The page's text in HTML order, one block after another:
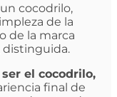
cocodrilo,
de la
de la marca
distinguida.
el cocodrilo,
final de